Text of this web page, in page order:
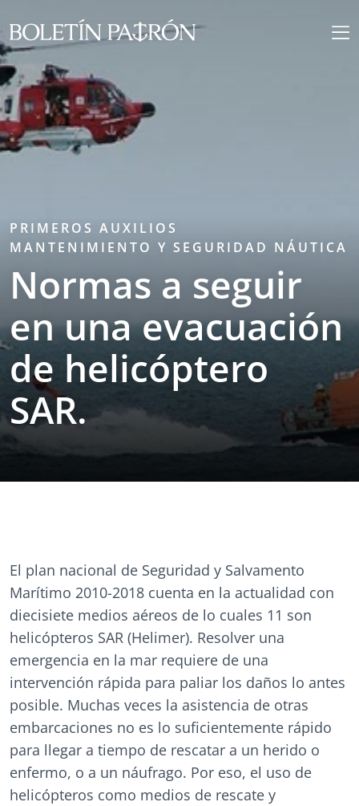
PRIMEROS AUXILIOS
MANTENIMIENTO Y SEGURIDAD NÁUTICA
Normas a seguir
en una evacuación
de helicóptero
SAR.
El plan nacional de Seguridad y Salvamento
Marítimo 2010-2018 cuenta en la actualidad con
diecisiete medios aéreos de lo cuales 11 son
helicópteros SAR (Helimer). Resolver una
emergencia en la mar requiere de una
intervención rápida para paliar los daños lo antes
posible. Muchas veces la asistencia de otras
embarcaciones no es lo suficientemente rápido
para llegar a tiempo de rescatar a un herido o
enfermo, o a un náufrago. Por eso, el uso de
helicópteros como medios de rescate y